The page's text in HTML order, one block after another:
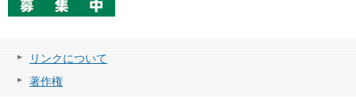
リンクについて
著作権